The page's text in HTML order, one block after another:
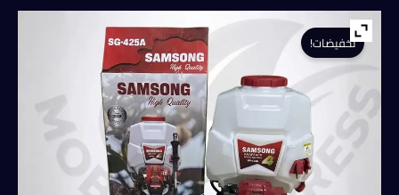
تخفيضات!